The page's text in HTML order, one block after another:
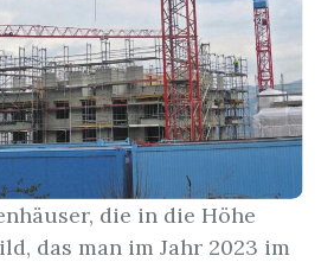
die in die Höhe
das man im Jahr 2023 im